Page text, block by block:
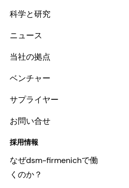
科学と研究
ニュース
当社の拠点
ベンチャー
サプライヤー
お問い合せ
採用情報
なぜdsm-firmenichで働
くのか？